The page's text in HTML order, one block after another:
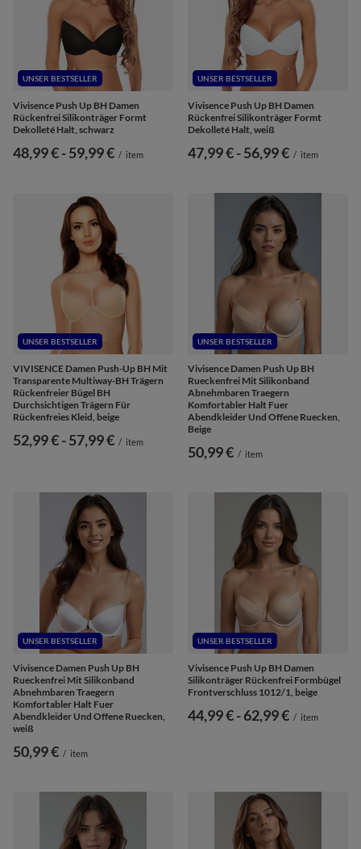
UNSER BESTSELLER
Vivisence Push Up BH Damen
Rückenfrei Silikonträger Formt
Dekolleté Halt, schwarz
ab
48,99 €-bis
59,99 € / item
UNSER BESTSELLER
Vivisence Push Up BH Damen
Rückenfrei Silikonträger Formt
Dekolleté Halt, weiß
ab
47,99 €-bis
56,99 € / item
UNSER BESTSELLER
VIVISENCE Damen Push-Up BH Mit
Transparente Multiway-BH Trägern
Rückenfreier Bügel BH
Durchsichtigen Trägern Für
Rückenfreies Kleid, beige
ab
52,99 €-bis
57,99 € / item
UNSER BESTSELLER
Vivisence Damen Push Up BH
Rueckenfrei Mit Silikonband
Abnehmbaren Traegern
Komfortabler Halt Fuer
Abendkleider Und Offene Ruecken,
Beige
50,99 € / item
UNSER BESTSELLER
Vivisence Damen Push Up BH
Rueckenfrei Mit Silikonband
Abnehmbaren Traegern
Komfortabler Halt Fuer
Abendkleider Und Offene Ruecken,
weiß
50,99 € / item
UNSER BESTSELLER
Vivisence Push Up BH Damen
Silikonträger Rückenfrei Formbügel
Frontverschluss 1012/1, beige
ab
44,99 €-bis
62,99 € / item